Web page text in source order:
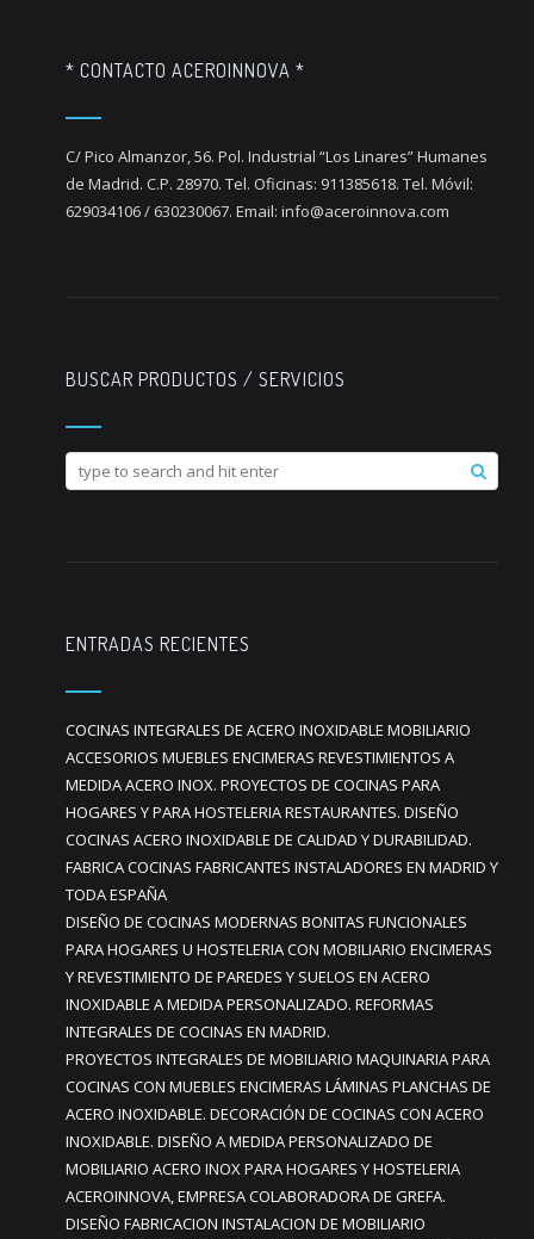
* CONTACTO ACEROINNOVA *
C/ Pico Almanzor, 56. Pol. Industrial “Los Linares” Humanes
de Madrid. C.P. 28970. Tel. Oficinas: 911385618. Tel. Móvil:
629034106 / 630230067. Email: info@aceroinnova.com
BUSCAR PRODUCTOS / SERVICIOS
ENTRADAS RECIENTES
COCINAS INTEGRALES DE ACERO INOXIDABLE MOBILIARIO
ACCESORIOS MUEBLES ENCIMERAS REVESTIMIENTOS A
MEDIDA ACERO INOX. PROYECTOS DE COCINAS PARA
HOGARES Y PARA HOSTELERIA RESTAURANTES. DISEÑO
COCINAS ACERO INOXIDABLE DE CALIDAD Y DURABILIDAD.
FABRICA COCINAS FABRICANTES INSTALADORES EN MADRID Y
TODA ESPAÑA
DISEÑO DE COCINAS MODERNAS BONITAS FUNCIONALES
PARA HOGARES U HOSTELERIA CON MOBILIARIO ENCIMERAS
Y REVESTIMIENTO DE PAREDES Y SUELOS EN ACERO
INOXIDABLE A MEDIDA PERSONALIZADO. REFORMAS
INTEGRALES DE COCINAS EN MADRID.
PROYECTOS INTEGRALES DE MOBILIARIO MAQUINARIA PARA
COCINAS CON MUEBLES ENCIMERAS LÁMINAS PLANCHAS DE
ACERO INOXIDABLE. DECORACIÓN DE COCINAS CON ACERO
INOXIDABLE. DISEÑO A MEDIDA PERSONALIZADO DE
MOBILIARIO ACERO INOX PARA HOGARES Y HOSTELERIA
ACEROINNOVA, EMPRESA COLABORADORA DE GREFA.
DISEÑO FABRICACION INSTALACION DE MOBILIARIO